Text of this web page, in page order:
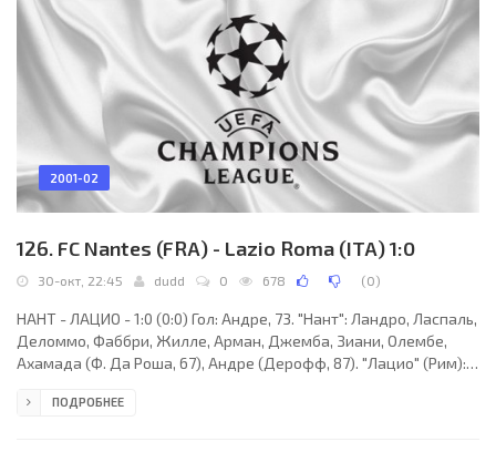
2001-02
126. FC Nantes (FRA) - Lazio Roma (ITA) 1:0
30-окт, 22:45 dudd 0 678 (0)
НАНТ - ЛАЦИО - 1:0 (0:0) Гол: Андре, 73. "Нант": Ландро, Ласпаль,
Деломмо, Фаббри, Жилле, Арман, Джемба, Зиани, Олембе,
Ахамада (Ф. Да Роша, 67), Андре (Дерофф, 87). "Лацио" (Рим):
68), Джанникедда, Сезар, Фьоре (Станкович, 84), Клаудио
ПОДРОБНЕЕ